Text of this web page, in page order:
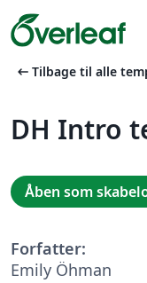
arrow_left_alt Tilbage til alle
DH Intro
Åben som
Forfatter:
Emily Öhman